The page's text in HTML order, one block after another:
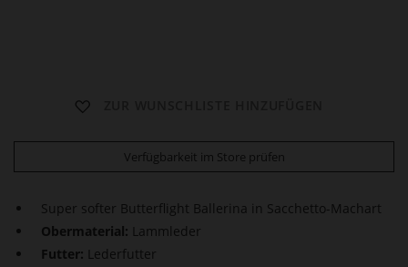
V
E
Verfügbarkeit im Store prüfen
Super softer Butterflight Ballerina in Sacchetto-Machart
Obermaterial: Lammleder
Futter: Lederfutter